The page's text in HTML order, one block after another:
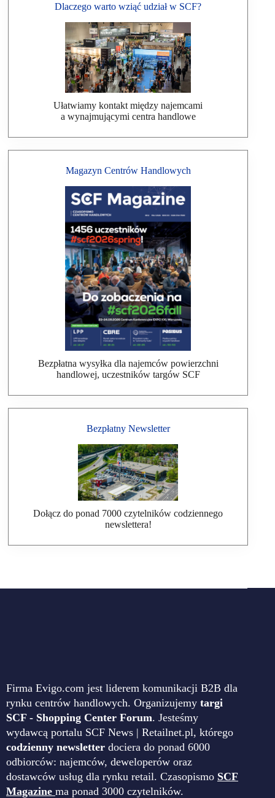
Dlaczego warto wziąć udział w SCF?
Ułatwiamy kontakt między najemcami
a wynajmującymi centra handlowe
Magazyn Centrów Handlowych
Bezpłatna wysyłka dla najemców powierzchni
handlowej, uczestników targów SCF
Bezpłatny Newsletter
Dołącz do ponad 7000 czytelników codziennego
newslettera!
Firma Evigo.com jest liderem komunikacji B2B dla
rynku centrów handlowych. Organizujemy targi
SCF - Shopping Center Forum. Jesteśmy
wydawcą portalu SCF News | Retailnet.pl, którego
codzienny newsletter dociera do ponad 6000
odbiorców: najemców, deweloperów oraz
dostawców usług dla rynku retail. Czasopismo SCF
Magazine ma ponad 3000 czytelników.